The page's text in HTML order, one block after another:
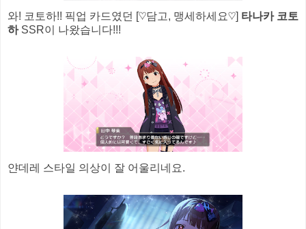
와! 코토하!! 픽업 카드였던 [♡담고, 맹세하세요♡] 타나카 코토
하SSR이 나왔습니다!!!
얀데레 스타일 의상이 잘 어울리네요.